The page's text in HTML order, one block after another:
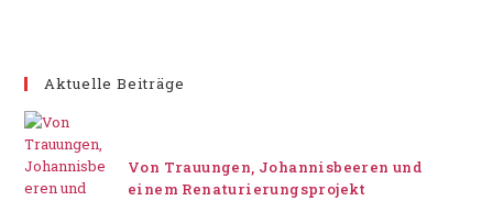
Aktuelle Beiträge
Von Trauungen, Johannisbeeren und
einem Renaturierungsprojekt